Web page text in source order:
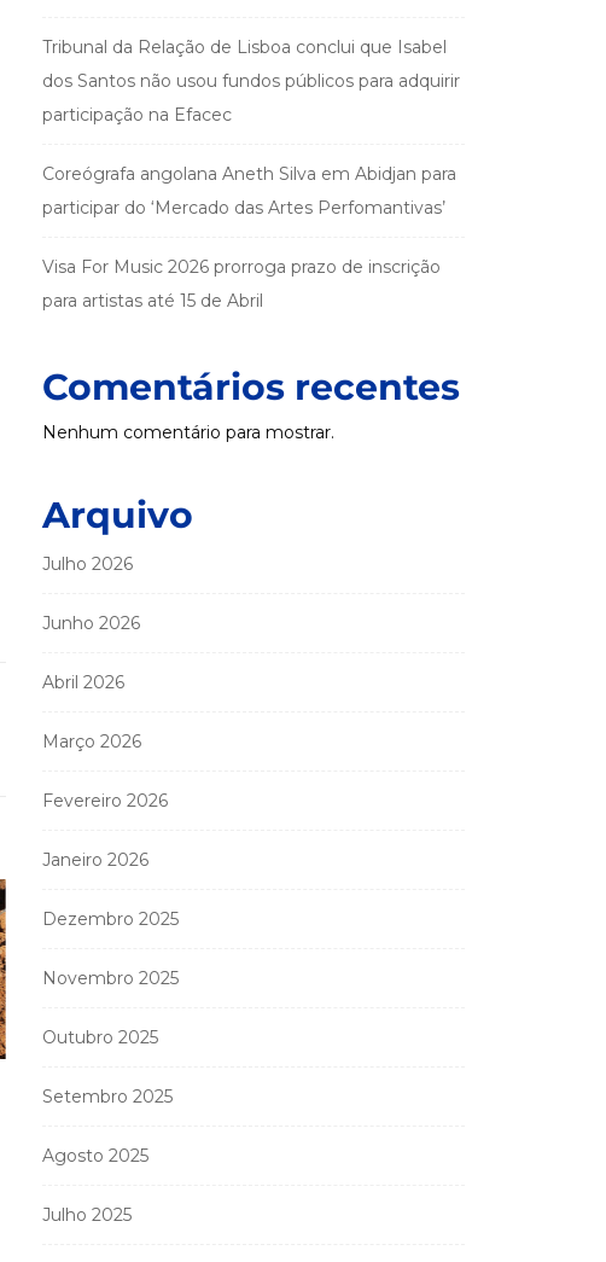
Tribunal da Relação de Lisboa conclui que Isabel
dos Santos não usou fundos públicos para adquirir
participação na Efacec
Coreógrafa angolana Aneth Silva em Abidjan para
participar do ‘Mercado das Artes Perfomantivas’
Visa For Music 2026 prorroga prazo de inscrição
para artistas até 15 de Abril
Comentários recentes
Nenhum comentário para mostrar.
Arquivo
Julho 2026
Junho 2026
Abril 2026
Março 2026
Fevereiro 2026
Janeiro 2026
Dezembro 2025
Novembro 2025
Outubro 2025
Setembro 2025
Agosto 2025
Julho 2025